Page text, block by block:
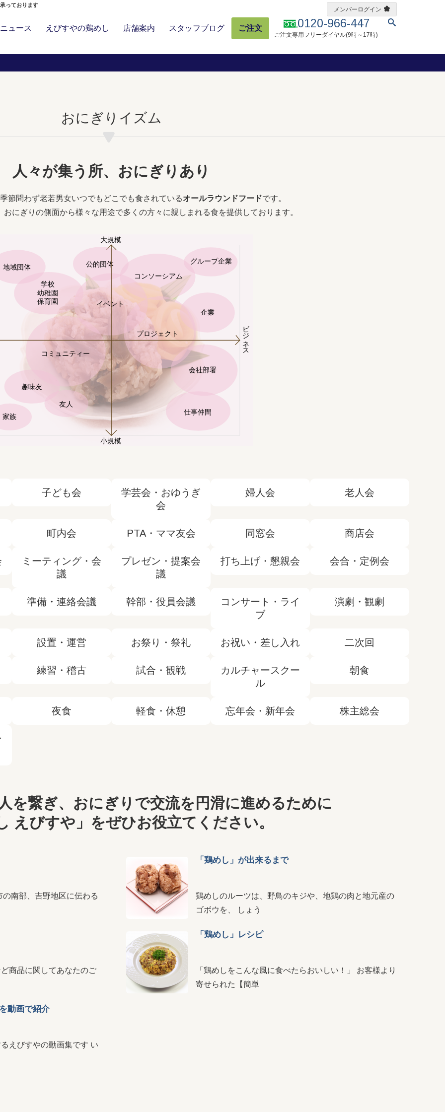
0120-966-447
ご注文専用フリーダイヤル(9時～17時)
ニュース えびすやの鶏めし 店舗案内 スタッフブログ ご注文
っております
メンバーログイン
おにぎりイズム
人々が集う所、おにぎりあり
節問わず老若男女いつでもどこでも食されているオールラウンドフードです。
おにぎりの側面から様々な用途で多くの方々に親しまれる食を提供しております。
大規模
小規模
ビジネス
地域団体 公的団体
グループ企業
コンソーシアム
企業
学校
幼稚園
保育園
イベント
コミュニティー
趣味友
家族
友人
会社部署
仕事仲間
プロジェクト
子ども会
学芸会・おゆうぎ
会
婦人会 老人会
町内会 PTA・ママ友会 同窓会 商店会
ミーティング・会
議
プレゼン・提案会
議
打ち上げ・懇親会 会合・定例会
準備・連絡会議 幹部・役員会議
コンサート・ライ
ブ
演劇・観劇
設置・運営 お祭り・祭礼 お祝い・差し入れ 二次回
練習・稽古 試合・観戦
カルチャースクー
ル
朝食
夜食 軽食・休憩 忘年会・新年会 株主総会
を繋ぎ、おにぎりで交流を円滑に進めるために
えびすや」をぜひお役立てください。
南部、吉野地区に伝わる
「鶏めし」が出来るまで
鶏めしのルーツは、野鳥のキジや、地鶏の肉と地元産の
ゴボウを、 しょう
商品に関してあなたのご
「鶏めし」レシピ
「鶏めしをこんな風に食べたらおいしい！」 お客様より
寄せられた【簡単
動画で紹介
えびすやの動画集です い